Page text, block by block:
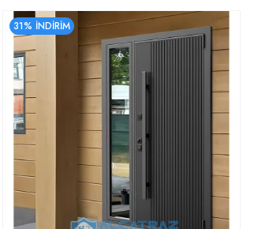
31% İNDİRİM